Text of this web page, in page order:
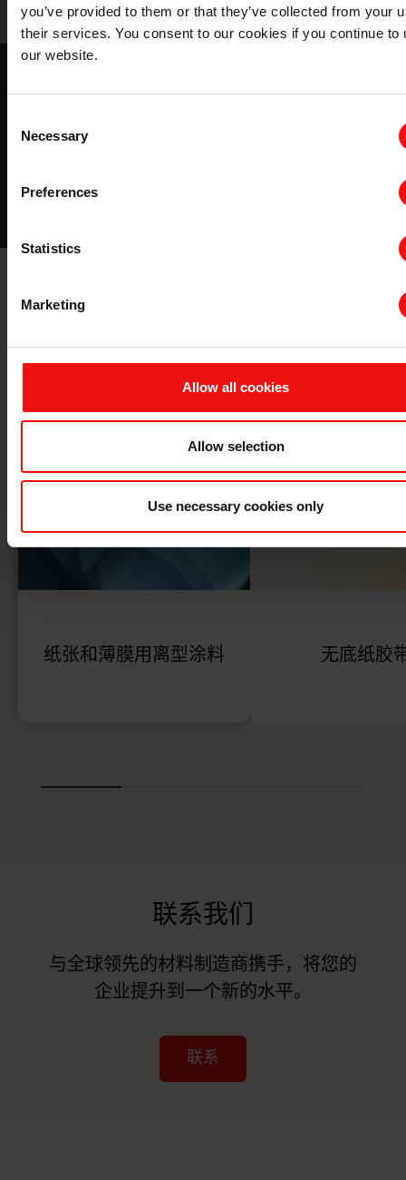
you’ve provided to them or that they’ve collected from your
their services. You consent to our cookies if you continue to
our website.
Selection
Necessary
Preferences
Statistics
Marketing
Allow all cookies
Allow selection
Use necessary cookies only
材选择方面的信息。
下载
纸张和薄膜用离型涂料 无底纸胶
联系我们
与全球领先的材料制造商携手，将您的
企业提升到一个新的水平。
联系